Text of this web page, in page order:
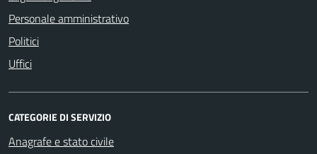
Personale amministrativo
Politici
Uffici
CATEGORIE DI SERVIZIO
Anagrafe e stato civile